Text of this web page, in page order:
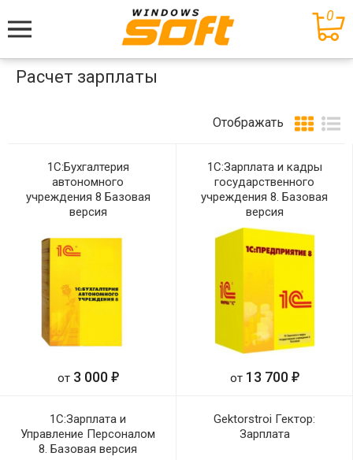
Меню
0
Расчет зарплаты
Отображать
1С:Бухгалтерия
автономного
учреждения 8 Базовая
версия
от 3 000 е
1С:Зарплата и кадры
государственного
учреждения 8. Базовая
версия
от 13 700 е
1С:Зарплата и
Управление Персоналом
8. Базовая версия
Gektorstroi Гектор:
Зарплата